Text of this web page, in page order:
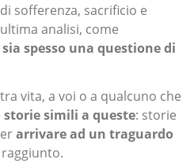
sofferenza, sacrificio e
analisi, come
spesso una questione di
vita, a voi o a qualcuno che
storie simili a queste: storie
arrivare ad un traguardo